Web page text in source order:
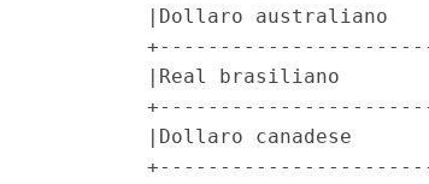
|Dollaro australiano
|Real brasiliano
|Dollaro canadese